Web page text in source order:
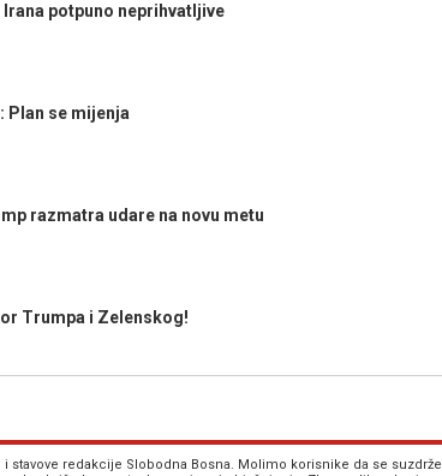
Irana potpuno neprihvatljive
Plan se mijenja
razmatra udare na novu metu
Trumpa i Zelenskog!
stavove redakcije Slobodna Bosna. Molimo korisnike da se suzdrže